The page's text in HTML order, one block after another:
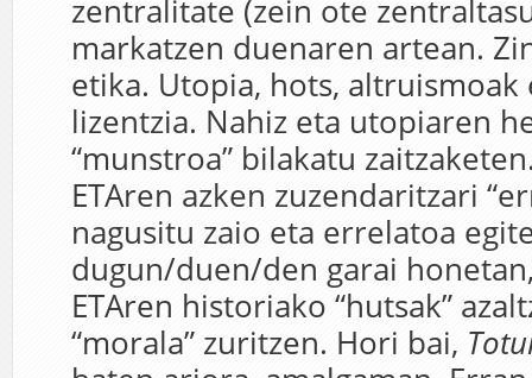
zentralitate (zein ote
markatzen duenaren artean.
etika. Utopia, hots,
lizentzia. Nahiz eta utopiaren
“munstroa” bilakatu
ETAren azken zuzendaritzari
nagusitu zaio eta errelatoa
dugun/duen/den garai
ETAren historiako “hutsak”
“morala” zuritzen. Hori bai,